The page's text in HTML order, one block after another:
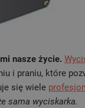
nasze życie.
i praniu, które
się wiele
sama wyciskarka.